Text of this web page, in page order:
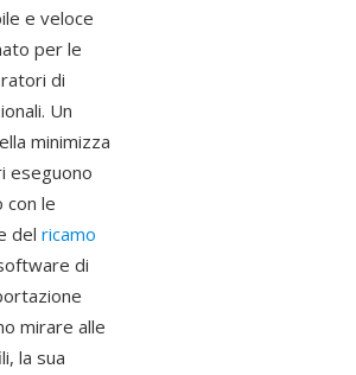
e veloce
per le
di
Un
minimizza
eseguono
con le
del ricamo
di
mirare alle
la sua